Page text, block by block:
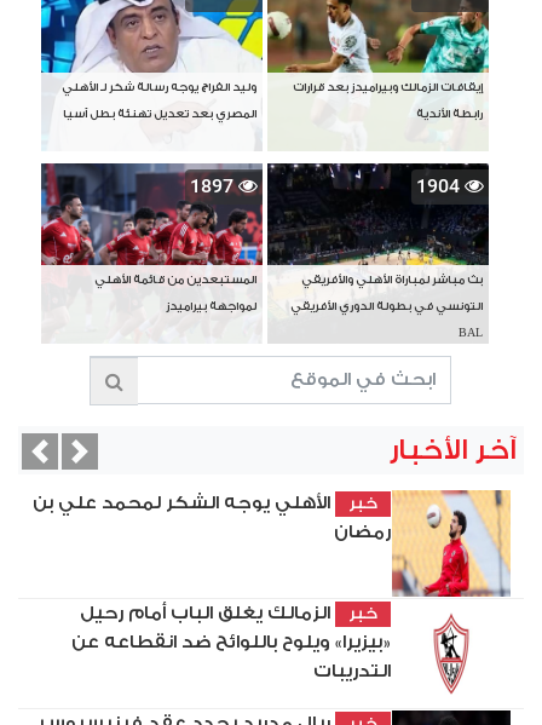
إيقافات الزمالك وبيراميدز بعد قرارات
رابطة الأندية
وليد الفراج يوجه رسالة شكر لـ الأهلي
المصري بعد تعديل تهنئة بطل آسيا
1904
بث مباشر لمباراة الأهلي والأفريقي
التونسي في بطولة الدوري الأفريقي
BAL
1897
المستبعدين من قائمة الأهلي
لمواجهة بيراميدز
آخر الأخبار
خبر
الأهلي يوجه الشكر لمحمد علي بن
رمضان
خبر
الزمالك يغلق الباب أمام رحيل
«بيزيرا» ويلوح باللوائح ضد انقطاعه عن
التدريبات
Next